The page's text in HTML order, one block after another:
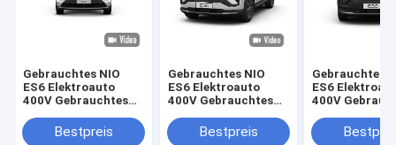
Gebrauchtes NIO
ES6 Elektroauto
400V Gebrauchtes
Elektro-Crossover
SUV
Bestpreis
Gebrauchtes NIO
ES6 Elektroauto
400V Gebrauchtes
Elektro-Crossover
SUV
Bestpreis
Gebrauchtes
ES6
400V
Elektro-
SUV